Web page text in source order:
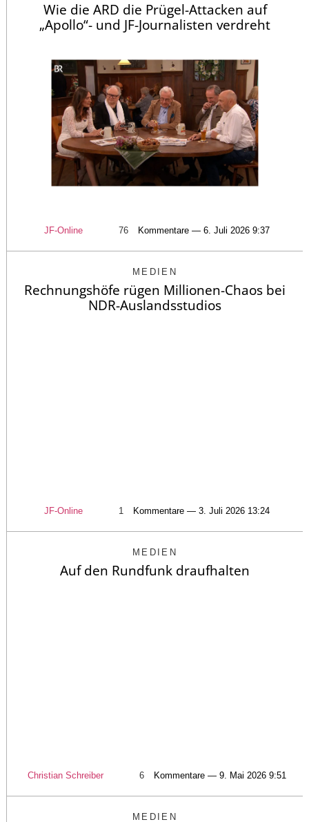
Wie die ARD die Prügel-Attacken auf
„Apollo“- und JF-Journalisten verdreht
JF-Online 76 Kommentare — 6. Juli 2026 9:37
MEDIEN
Rechnungshöfe rügen Millionen-Chaos bei
NDR-Auslandsstudios
JF-Online 1 Kommentare — 3. Juli 2026 13:24
MEDIEN
Auf den Rundfunk draufhalten
Christian Schreiber 6 Kommentare — 9. Mai 2026 9:51
MEDIEN